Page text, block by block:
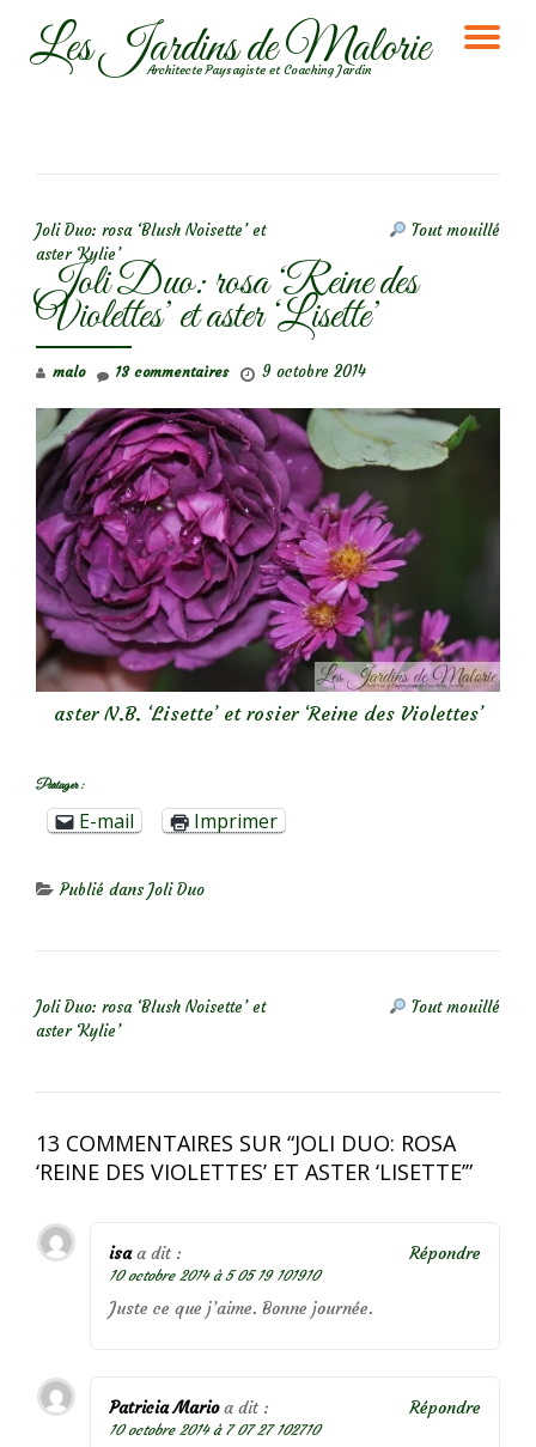
AllerLes Jardins de Malorie
Architecte Paysagiste et Coaching Jardin
Joli Duo: rosa ‘Blush Noisette’ et
aster ‘Kylie’
Tout mouillé
Joli Duo: rosa ‘Reine des
Violettes’ et aster ‘Lisette’
malo 9 octobre 2014
13 commentaires
aster N.B. ‘Lisette’ et rosier ‘Reine des Violettes’
Partager :
E-mail Imprimer
Publié dansJoli Duo
Joli Duo: rosa ‘Blush Noisette’ et
aster ‘Kylie’
Tout mouillé
13 COMMENTAIRES SUR “JOLI DUO: ROSA
‘REINE DES VIOLETTES’ ET ASTER ‘LISETTE’”
isa a dit :
10 octobre 2014 à 5 05 19 101910
Juste ce que j’aime. Bonne journée.
Répondre
Patricia Mario a dit :
10 octobre 2014 à 7 07 27 102710
Répondre